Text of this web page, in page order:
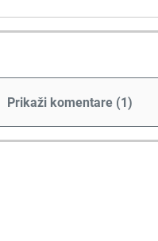
Prikaži komentare (1)